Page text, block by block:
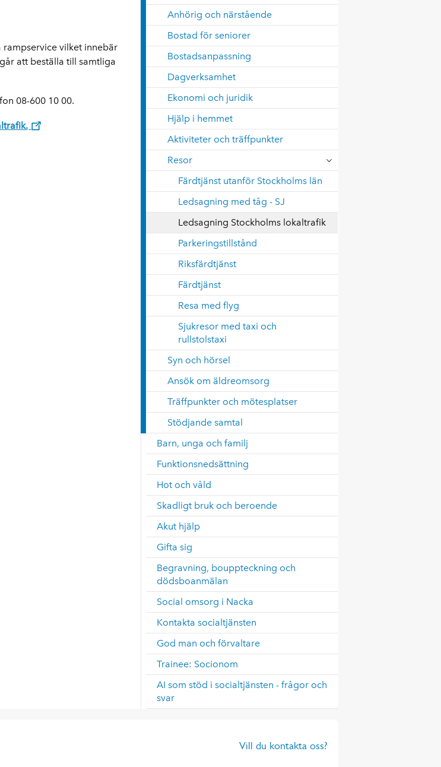
Anhörig och närstående
Bostad för seniorer
Bostadsanpassning
Dagverksamhet
Ekonomi och juridik
Hjälp i hemmet
Aktiviteter och träffpunkter
Resor
Färdtjänst utanför Stockholms län
Ledsagning med tåg - SJ
Ledsagning Stockholms lokaltrafik
Parkeringstillstånd
Riksfärdtjänst
Färdtjänst
Resa med flyg
Sjukresor med taxi och
rullstolstaxi
Syn och hörsel
Ansök om äldreomsorg
Träffpunkter och mötesplatser
Stödjande samtal
Barn, unga och familj
Funktionsnedsättning
Hot och våld
Skadligt bruk och beroende
Akut hjälp
Gifta sig
Begravning, bouppteckning och
dödsboanmälan
Social omsorg i Nacka
Kontakta socialtjänsten
God man och förvaltare
Trainee: Socionom
AI som stöd i socialtjänsten - frågor och
svar
rampservice vilket innebär
att beställa till samtliga
08-600 10 00.
Vill du kontakta oss?